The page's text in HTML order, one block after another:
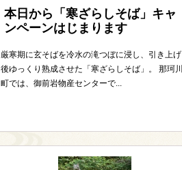
本日から「寒ざらしそば」キャ
ンペーンはじまります
厳寒期に玄そばを冷水の滝つぼに浸し、引き上げ
後ゆっくり熟成させた「寒ざらしそば」。 那珂川
町では、御前岩物産センターで...